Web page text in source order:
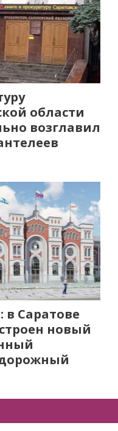
области
возглавил
в Саратове
новый